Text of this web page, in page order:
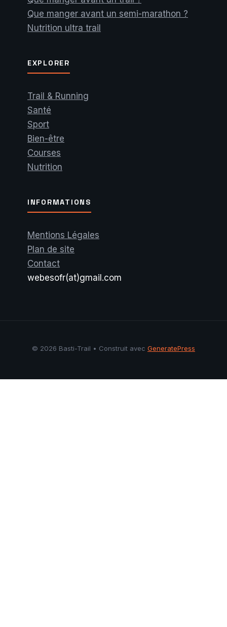
Que manger avant un semi-marathon ?
Nutrition ultra trail
EXPLORER
Trail & Running
Santé
Sport
Bien-être
Courses
Nutrition
INFORMATIONS
Mentions Légales
Plan de site
Contact
webesofr(at)gmail.com
© 2026 Basti-Trail • Construit avec GeneratePress